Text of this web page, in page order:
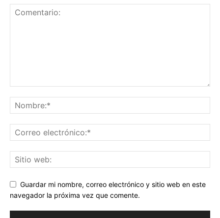
Guardar mi nombre, correo electrónico y sitio web en este
navegador la próxima vez que comente.